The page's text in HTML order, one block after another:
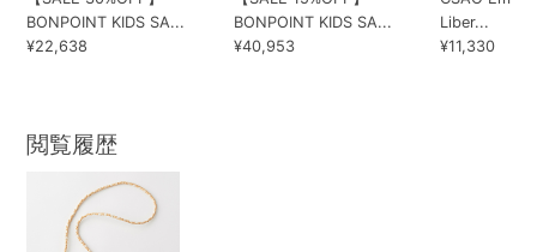
BONPOINT KIDS SA...
¥22,638
BONPOINT KIDS SA...
¥40,953
Liber...
¥11,330
閲覧履歴